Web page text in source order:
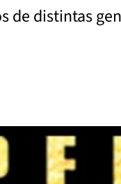
de distintas